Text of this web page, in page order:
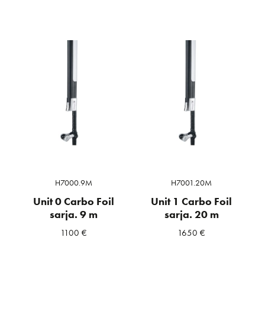
H7000.9M
Unit 0 Carbo Foil
sarja. 9 m
1100 €
H7001.20M
Unit 1 Carbo Foil
sarja. 20 m
1650€